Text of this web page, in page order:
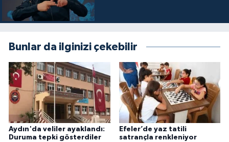
Bunlar da ilginizi çekebilir
Aydın'da veliler ayaklandı:
Duruma tepki gösterdiler
Efeler’de yaz tatili
satrançla renkleniyor